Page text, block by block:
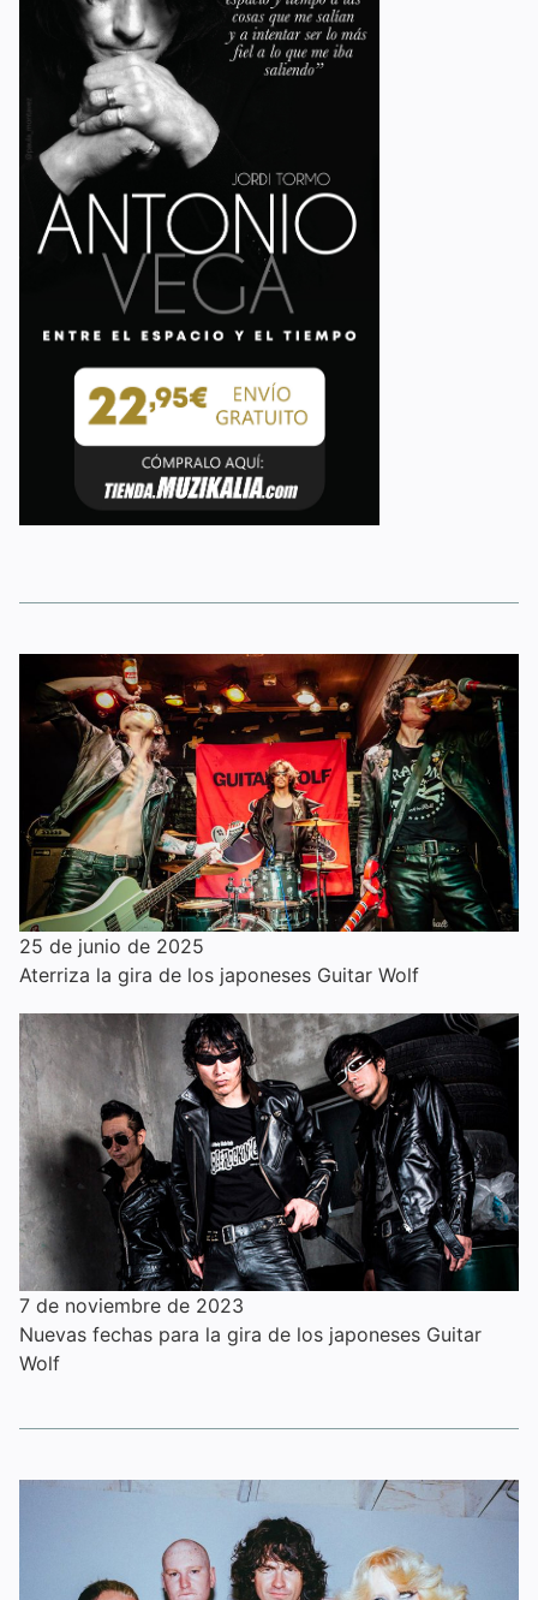
25 de junio de 2025
Aterriza la gira de los japoneses Guitar Wolf
7 de noviembre de 2023
Nuevas fechas para la gira de los japoneses Guitar
Wolf